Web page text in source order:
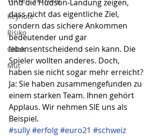
Keynote
Risiko
Glück
Mut
und die Hudson-Landung zeigen,
dass nicht das eigentliche Ziel,
sondern das sichere Ankommen
bedeutender und gar
lebensentscheidend sein kann. Die
Spieler wollten anderes. Doch,
haben sie nicht sogar mehr erreicht?
Ja: Sie haben zusammengefunden zu
einem starken Team. Ihnen gehört
Applaus. Wir nehmen SIE uns als
Beispiel.
#sully#erfolg#euro21 #schweiz